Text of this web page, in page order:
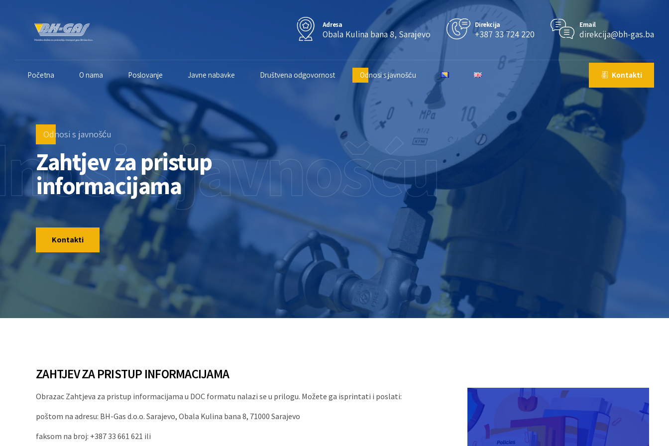
Adresa
Obala Kulina bana 8, Sarajevo
Direkcija
+387 33 724 220
Email
direkcija@bh-gas.ba
Kontakti
Početna O nama Poslovanje Javne nabavke Društvena odgovornost Odnosi s javnošću
Odnosi s javnošću
Zahtjev za pristup
informacijamas javnošću
Kontakti
ZAHTJEV ZA PRISTUP INFORMACIJAMA
Obrazac Zahtjeva za pristup informacijama u DOC formatu nalazi se u prilogu. Možete ga isprintati i poslati:
poštom na adresu: BH-Gas d.o.o. Sarajevo, Obala Kulina bana 8, 71000 Sarajevo
faksom na broj: +387 33 661 621 ili